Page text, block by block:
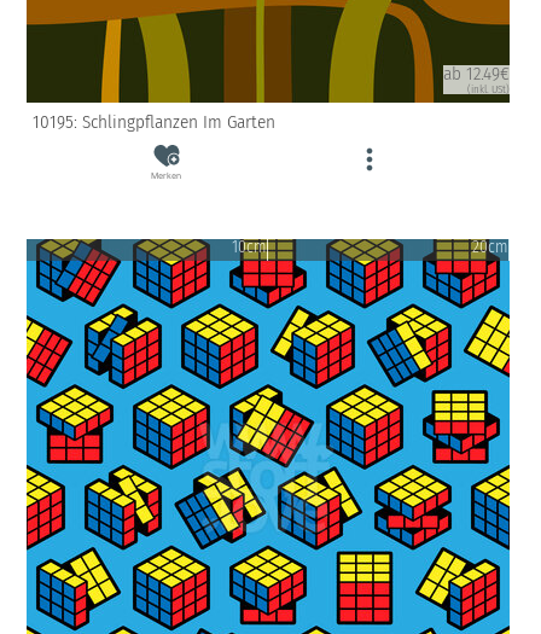
ab 12.49€
(inkl. USt)
10195: Schlingpflanzen Im Garten
Merken
10cm 20cm